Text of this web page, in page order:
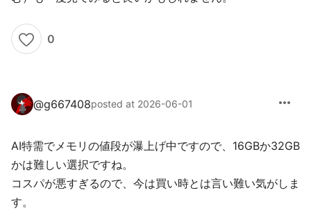
0
@g667408posted at 2026-06-01 more_horiz
AI特需でメモリの値段が瀑上げ中ですので、16GBか32GB
かは難しい選択ですね。
コスパが悪すぎるので、今は買い時とは言い難い気がしま
す。